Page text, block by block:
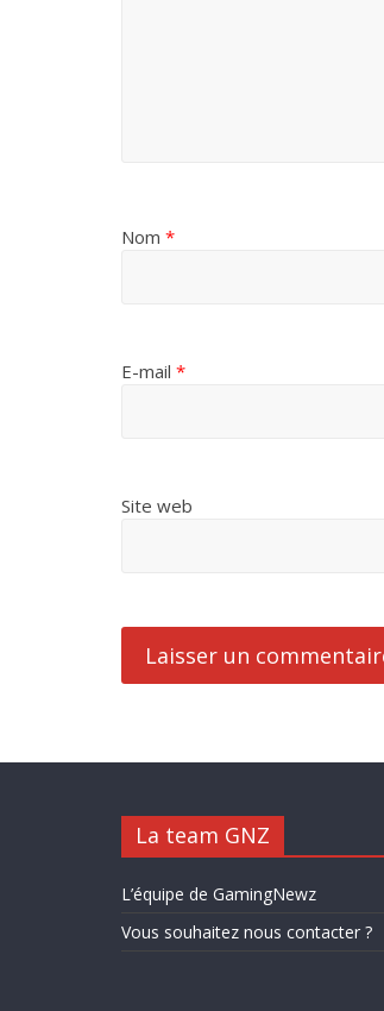
Nom *
E-mail *
Site web
La team GNZ
L’équipe de GamingNewz
Vous souhaitez nous contacter ?